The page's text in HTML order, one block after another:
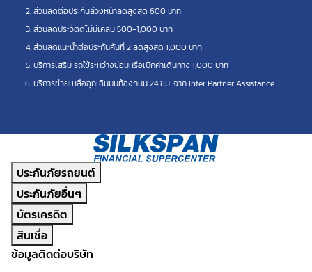
ส่วนลดต่อประกันล่วงหน้าลดสูงสุด 600 บาท
ส่วนลดประวัติดีไม่มีเคลม 500-1,000 บาท
ส่วนลดแนะนำต่อประกันคันที่ 2 ลดสูงสุด 1,000 บาท
บริการเสริม รถใช้ระหว่างซ่อมหรือเบิกค่าเดินทาง 1,000 บาท
บริการช่วยเหลือฉุกเฉินบนท้องถนน 24 ชม. จาก Inter Partner Assistance
ประกันภัยรถยนต์
ประกันภัยอื่นๆ
บัตรเครดิต
สินเชื่อ
ข้อมูลติดต่อบริษัท